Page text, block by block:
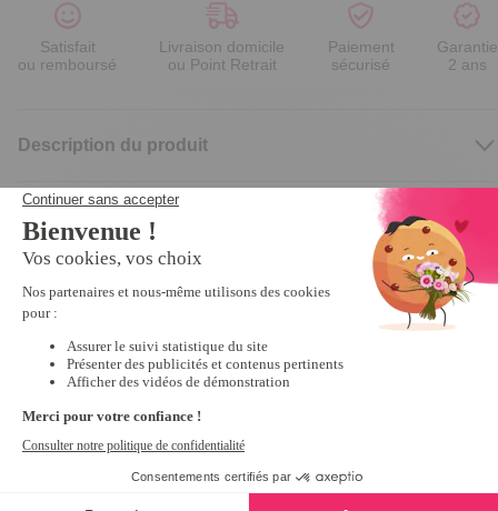
Satisfait
ou remboursé
Livraison domicile
ou Point Retrait
Paiement
sécurisé
Garantie
2 ans
Description du produit
Nous vous recommandons